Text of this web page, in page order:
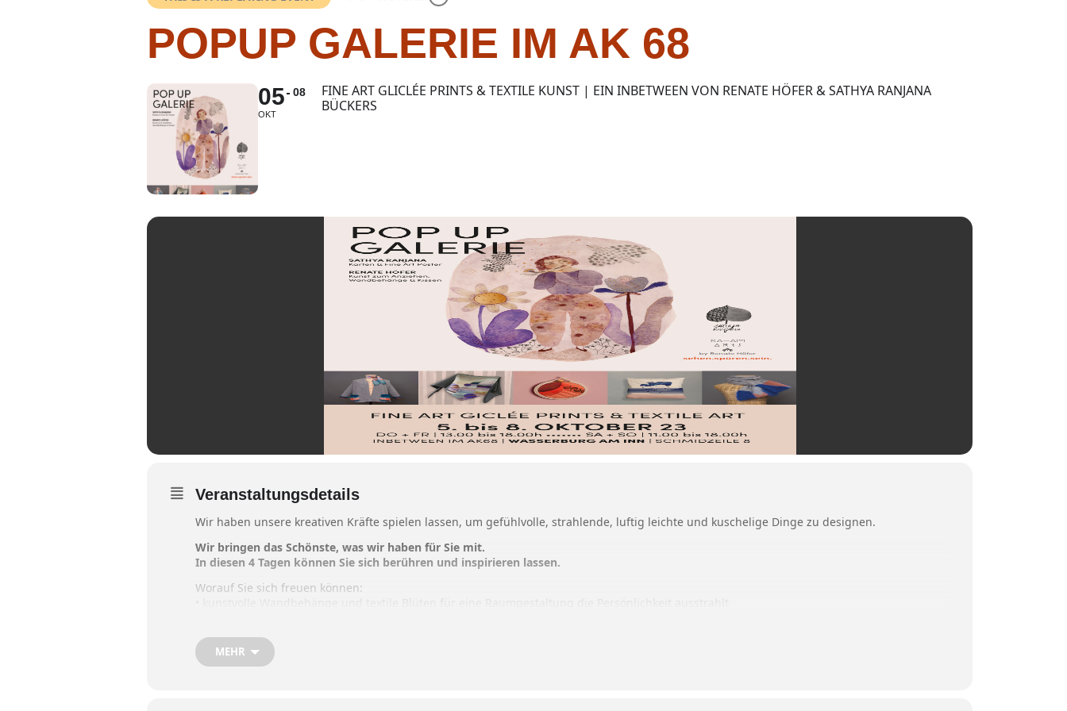
POPUP GALERIE IM AK 68
05
OKT
08
FINE ART GLICLÉE PRINTS & TEXTILE KUNST | EIN INBETWEEN VON RENATE HÖFER & SATHYA RANJANA
BÜCKERS
Veranstaltungsdetails
Wir haben unsere kreativen Kräfte spielen lassen, um gefühlvolle, strahlende, luftig leichte und kuschelige Dinge zu designen.
Wir bringen das Schönste, was wir haben für Sie mit.
In diesen 4 Tagen können Sie sich berühren und inspirieren lassen.
Worauf Sie sich freuen können:
• Seidentücher als Highlight zum Outfit
• Kissen aus Biobaumwolle für ein wohliges Zuhause
MEHR